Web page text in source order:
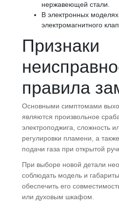
нержавеющей стали.
В электронных
электромагнитного
Признаки
правила
Основными симптомами
являются произвольное
электроподжига, сложность
регулировки пламени, а
подачи газа при открытой
При выборе новой детали
соблюдать модель и
обеспечить его
или духовым шкафом.